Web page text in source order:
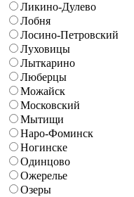
Ликино-Дулево
Лобня
Лосино-Петровский
Луховицы
Лыткарино
Люберцы
Можайск
Московский
Мытищи
Наро-Фоминск
Ногинске
Одинцово
Ожерелье
Озеры